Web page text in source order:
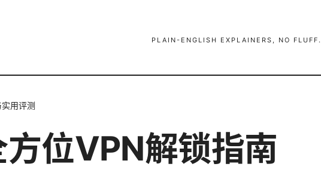
PLAIN-ENGLISH EXPLAINERS, NO FLUFF.
用评测
位VPN解锁指南